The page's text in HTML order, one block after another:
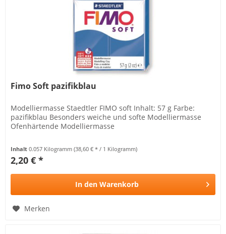
Fimo Soft pazifikblau
Modelliermasse Staedtler FIMO soft Inhalt: 57 g Farbe:
pazifikblau Besonders weiche und softe Modelliermasse
Ofenhärtende Modelliermasse
Inhalt0.057 Kilogramm(38,60 € * / 1 Kilogramm)
2,20 € *
In den Warenkorb
Merken